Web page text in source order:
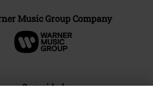
Music Group Company
Seguridad